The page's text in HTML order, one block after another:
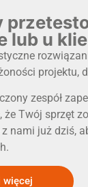
lub u
projektu,
zespół
że Twój sprzęt
nami już dziś,
więcej